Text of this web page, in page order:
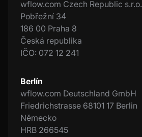
wflow.com Czech Republic s.r.o.
Pobřežní 34
186 00 Praha 8
Česká republika
IČO: 072 12 241
Berlín
wflow.com Deutschland GmbH
Friedrichstrasse 68101 17 Berlin
Německo
HRB 266545